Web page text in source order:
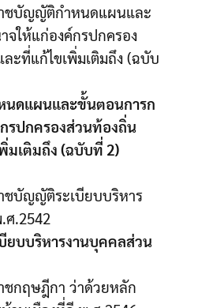
ชบัญญัติกำหนดแผนและ
จให้แก่องค์กรปกครอง
ะที่แก้ไขเพิ่มเติมถึง (ฉบับ
นดแผนและขั้นตอนการก
รปกครองส่วนท้องถิ่น
มเติมถึง (ฉบับที่ 2)
ชบัญญัติระเบียบบริหาร
ศ.2542
ยบบริหารงานบุคคลส่วน
ชกฤษฎีกา ว่าด้วยหลัก